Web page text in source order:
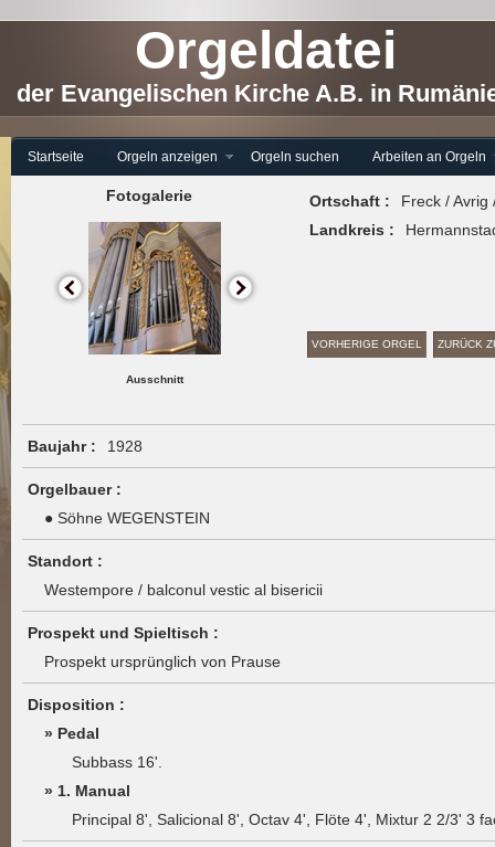
Orgeldatei
der Evangelischen Kirche A.B. in
Startseite Orgeln anzeigen Orgeln suchen Arbeiten an Orgeln
Fotogalerie
Ausschnitt
Ortschaft :
Freck / Avrig
Landkreis :
VORHERIGE ORGEL ZURÜCK
Baujahr : 1928
Orgelbauer :
● Söhne WEGENSTEIN
Standort :
Westempore / balconul vestic al bisericii
Prospekt und Spieltisch :
Prospekt ursprünglich von Prause
Disposition :
» Pedal
Subbass 16'.
» 1. Manual
Principal 8', Salicional 8', Octav 4', Flöte 4', Mixtur 2 2/3' 3